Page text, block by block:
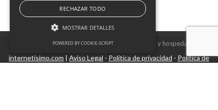
Copyright © 2026 Frutas Champi s.l. - Diseño y hospedaje
internetísimo.com | Aviso Legal - Política de privacidad - Política de
RECHAZAR TODO
MOSTRAR DETALLES
POWERED BY COOKIE-SCRIPT